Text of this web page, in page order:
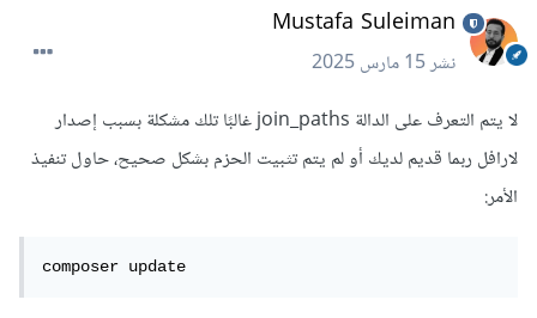
Mustafa Suleiman
نشر15 مارس 2025
لا يتم التعرف على الدالة join_paths غالبًا تلك مشكلة بسبب إصدار
لارافل ربما قديم لديك أو لم يتم تثبيت الحزم بشكل صحيح، حاول تنفيذ
الأمر:
composer update